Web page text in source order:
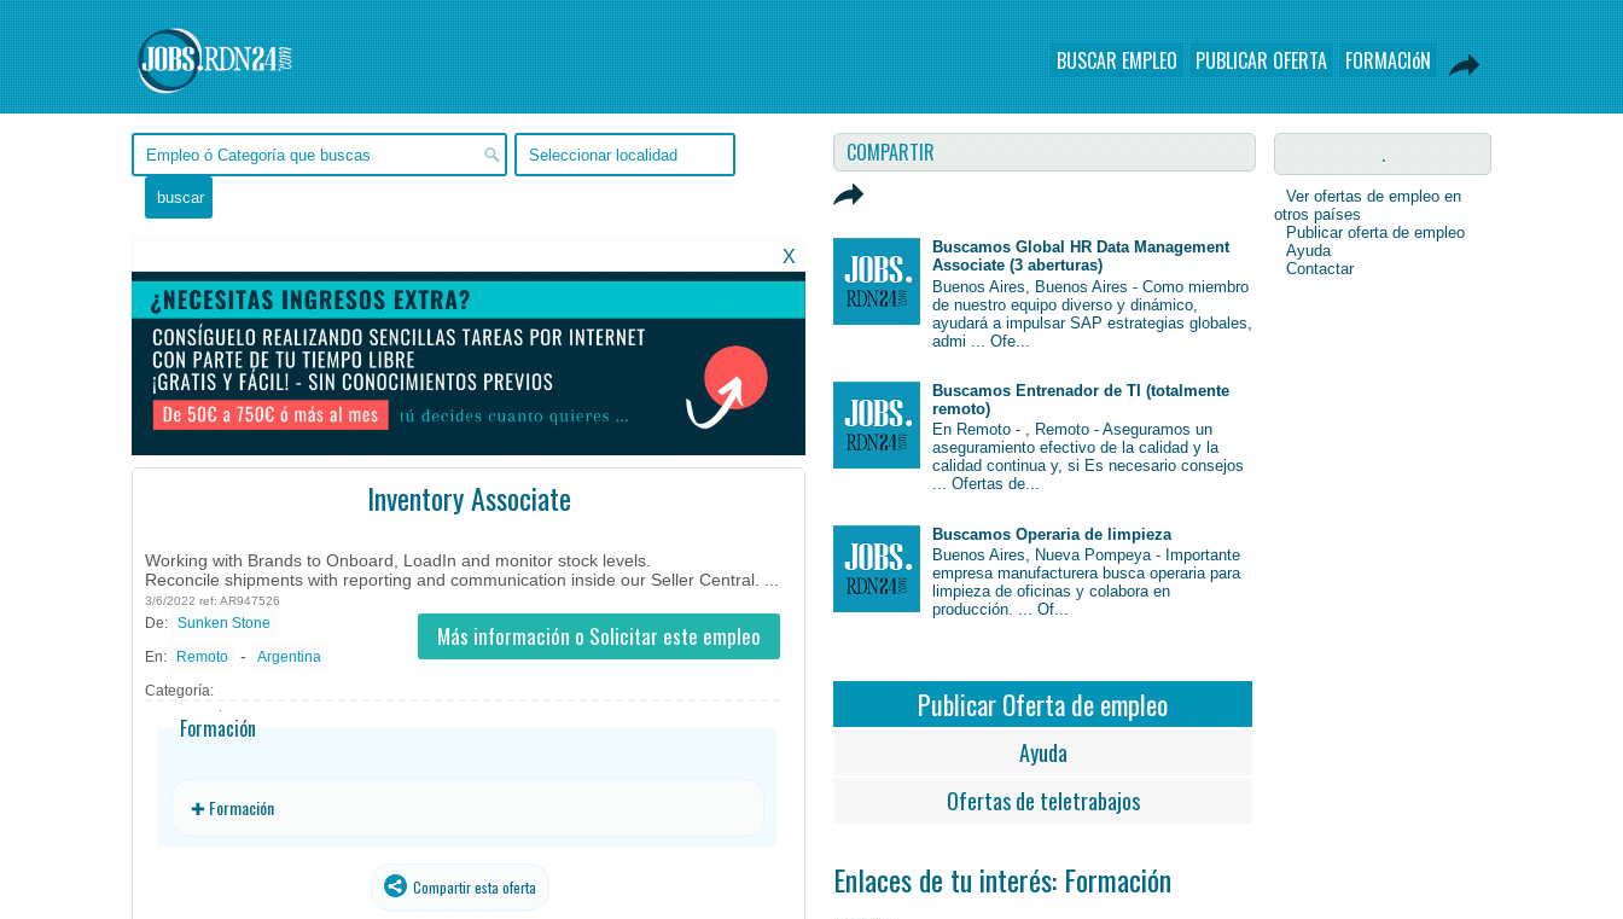
BUSCAR EMPLEO PUBLICAR OFERTA FORMACIóN
X
Inventory Associate
Working with Brands to Onboard, LoadIn and monitor stock levels.
Reconcile shipments with reporting and communication inside our Seller Central. ...
3/6/2022 ref: AR947526
Más información o Solicitar este empleo
De: Sunken Stone
En: Remoto -
Argentina
Categoría:
Formación
✚ Formación
Compartir esta oferta
COMPARTIR
Buscamos Global HR Data Management
Associate (3 aberturas)
Buenos Aires, Buenos Aires - Como miembro
de nuestro equipo diverso y dinámico,
ayudará a impulsar SAP estrategias globales,
admi ... Ofe...
Buscamos Entrenador de TI (totalmente
remoto)
En Remoto - , Remoto - Aseguramos un
aseguramiento efectivo de la calidad y la
calidad continua y, si Es necesario consejos
... Ofertas de...
Buscamos Operaria de limpieza
Buenos Aires, Nueva Pompeya - Importante
empresa manufacturera busca operaria para
limpieza de oficinas y colabora en
producción. ... Of...
Publicar Oferta de empleo
Ayuda
Ofertas de teletrabajos
Enlaces de tu interés: Formación
.
Ver ofertas de empleo en
otros países
Publicar oferta de empleo
Ayuda
Contactar